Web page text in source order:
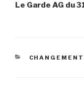
Le Garde AG du
CATÉGORIES